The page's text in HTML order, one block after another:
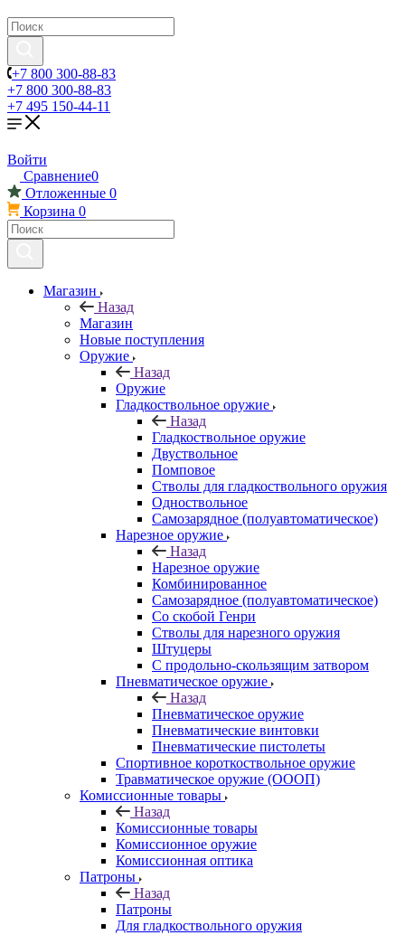
+7 800 300-88-83
+7 800 300-88-83
+7 495 150-44-11
Войти
Сравнение0
Отложенные 0
Корзина 0
Магазин
Назад
Магазин
Новые поступления
Оружие
Назад
Оружие
Гладкоствольное оружие
Назад
Гладкоствольное оружие
Двуствольное
Помповое
Стволы для гладкоствольного оружия
Одноствольное
Самозарядное (полуавтоматическое)
Нарезное оружие
Назад
Нарезное оружие
Комбинированное
Самозарядное (полуавтоматическое)
Со скобой Генри
Стволы для нарезного оружия
Штуцеры
С продольно-скользящим затвором
Пневматическое оружие
Назад
Пневматическое оружие
Пневматические винтовки
Пневматические пистолеты
Спортивное короткоствольное оружие
Травматическое оружие (ОООП)
Комиссионные товары
Назад
Комиссионные товары
Комиссионное оружие
Комиссионная оптика
Патроны
Назад
Патроны
Для гладкоствольного оружия